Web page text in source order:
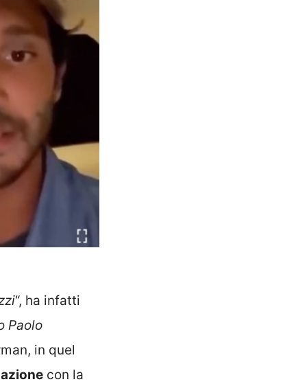
“, ha infatti
Paolo
in quel
con la